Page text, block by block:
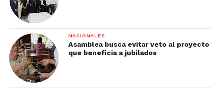
NACIONALES
Asamblea busca evitar veto al proyecto
que beneficia a jubilados